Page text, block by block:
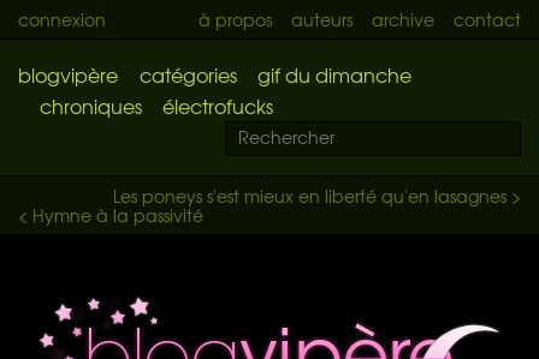
connexion à propos auteurs archive contact
blogvipère catégories
gif du dimanche
chroniques
électrofucks
Les poneys s'est mieux en liberté qu'en lasagnes >
< Hymne à la passivité